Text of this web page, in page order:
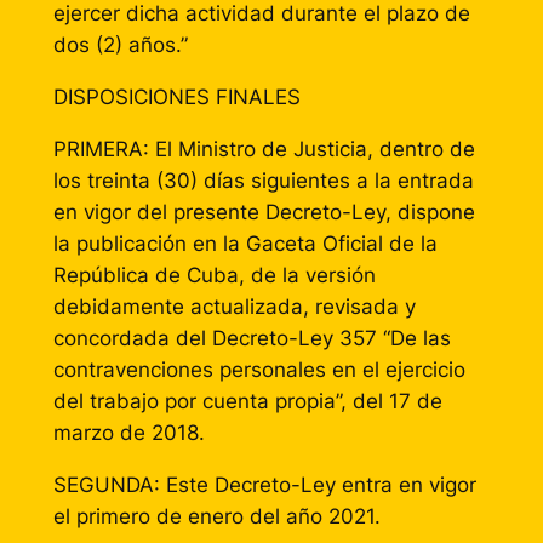
ejercer dicha actividad durante el plazo de
dos (2) años.”
DISPOSICIONES FINALES
PRIMERA: El Ministro de Justicia, dentro de
los treinta (30) días siguientes a la entrada
en vigor del presente Decreto-Ley, dispone
la publicación en la Gaceta Oficial de la
República de Cuba, de la versión
debidamente actualizada, revisada y
concordada del Decreto-Ley 357 “De las
contravenciones personales en el ejercicio
del trabajo por cuenta propia”, del 17 de
marzo de 2018.
SEGUNDA: Este Decreto-Ley entra en vigor
el primero de enero del año 2021.